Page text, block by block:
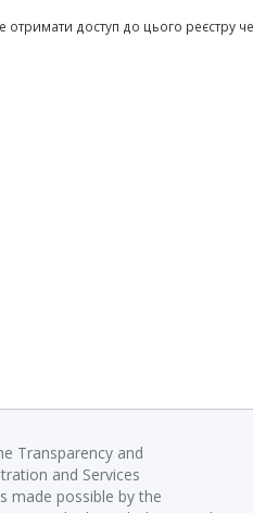
отримати доступ до цього реєстру
Transparency and
and Services
made possible by the